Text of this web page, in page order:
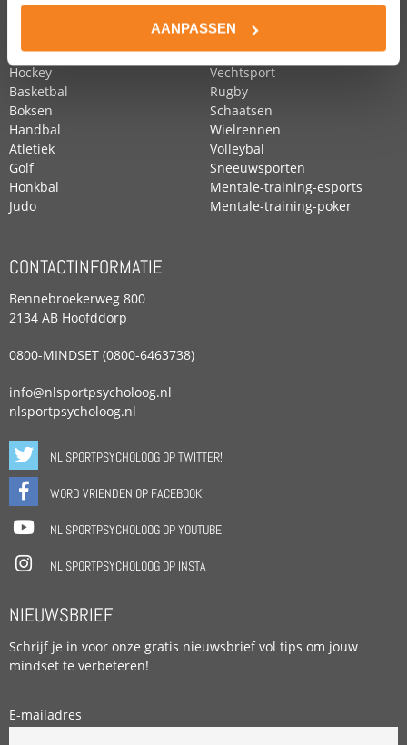
AANPASSEN
Paardensport
Hockey
Basketbal
Boksen
Handbal
Atletiek
Golf
Honkbal
Judo
Tennis
Turnen
Vechtsport
Rugby
Schaatsen
Wielrennen
Volleybal
Sneeuwsporten
Mentale-training-esports
Mentale-training-poker
CONTACTINFORMATIE
Bennebroekerweg 800
2134 AB Hoofddorp
0800-MINDSET (0800-6463738)
info@nlsportpsycholoog.nl
nlsportpsycholoog.nl
NL SPORTPSYCHOLOOG OP TWITTER!
WORD VRIENDEN OP FACEBOOK!
NL SPORTPSYCHOLOOG OP YOUTUBE
NL SPORTPSYCHOLOOG OP INSTA
NIEUWSBRIEF
Schrijf je in voor onze gratis nieuwsbrief vol tips om jouw
mindset te verbeteren!
E-mailadres